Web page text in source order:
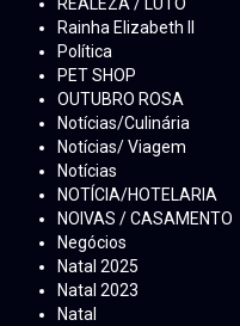
REALEZA / LUTO
Rainha Elizabeth ll
Política
PET SHOP
OUTUBRO ROSA
Notícias/Culinária
Notícias/ Viagem
Notícias
NOTÍCIA/HOTELARIA
NOIVAS / CASAMENTO
Negócios
Natal 2025
Natal 2023
Natal